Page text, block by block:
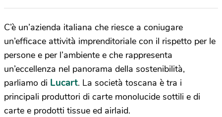
C’è un’azienda italiana che riesce a coniugare
un’efficace attività imprenditoriale con il rispetto per le
persone e per l’ambiente e che rappresenta
un’eccellenza nel panorama della sostenibilità,
parliamo di Lucart. La società toscana è tra i
principali produttori di carte monolucide sottili e di
carte e prodotti tissue ed airlaid.